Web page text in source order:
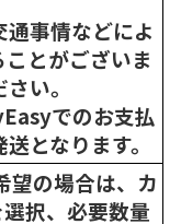
事情などによ
とがございま
い。
でのお支払
となります。
の場合は、カ
択、必要数量